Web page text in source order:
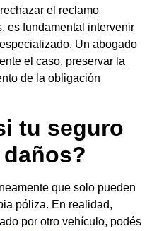
el reclamo
es fundamental intervenir
Un abogado
el caso, preservar la
de la obligación
tu seguro
que solo pueden
póliza. En realidad,
por otro vehículo, podés